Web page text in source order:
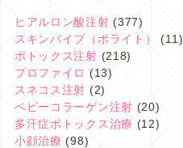
ヒアルロン酸注射 (377)
スキンバイブ（ボライト）
(11)
ボトックス注射 (218)
プロファイロ (13)
スネコス注射 (2)
ベビーコラーゲン注射 (20)
多汗症ボトックス治療 (12)
小顔治療 (98)